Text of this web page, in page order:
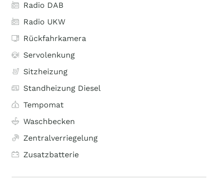
Radio DAB
Radio UKW
Rückfahrkamera
Servolenkung
Sitzheizung
Standheizung Diesel
Tempomat
Waschbecken
Zentralverriegelung
Zusatzbatterie